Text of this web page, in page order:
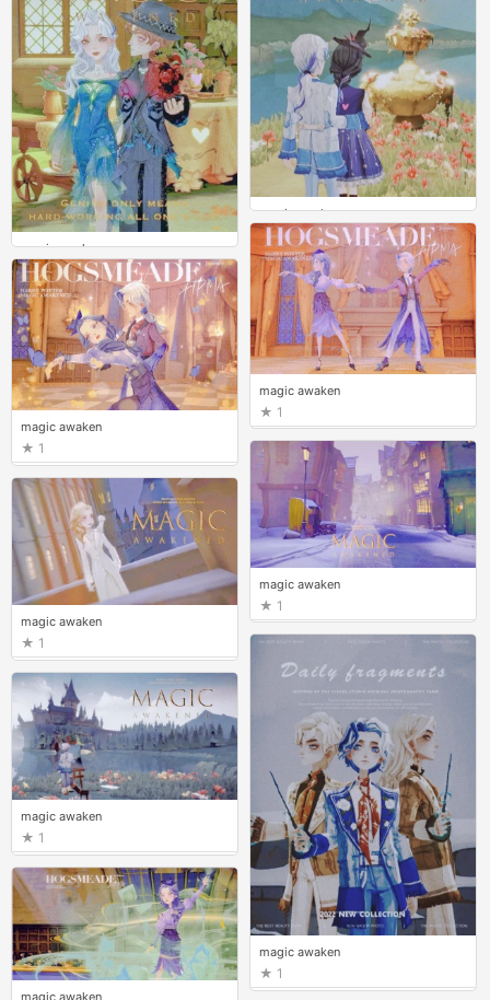
magic awaken
1
magic awaken
1
magic awaken
1
magic awaken
1
magic awaken
1
magic awaken
1
magic awaken
1
magic awaken
1